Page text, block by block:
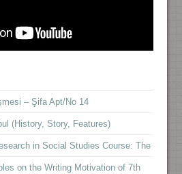
– Şifa Apt/No 14
(History, Story, Features)
in Social Studies Course: The
on the Writing Motivation of 7th